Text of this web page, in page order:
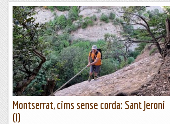
Montserrat, cims sense corda: Sant Jeroni
(I)